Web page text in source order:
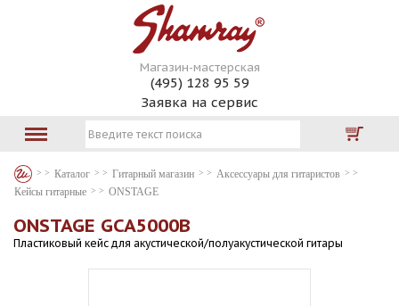
Магазин-мастерская
(495) 128 95 59
Заявка на сервис
Каталог Гитарный магазин
Аксессуары для гитаристов
Кейсы гитарные
ONSTAGE
ONSTAGE GCA5000B
Пластиковый кейс для акустической/полуакустической гитары